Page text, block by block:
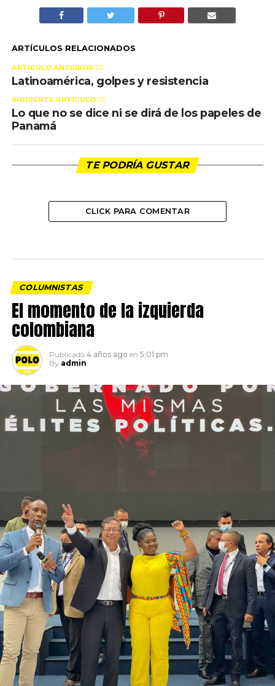
ARTÍCULOS RELACIONADOS
ARTÍCULO ANTERIOR 👉🏻
Latinoamérica, golpes y resistencia
SIGUIENTE ARTÍCULO 👈🏻
Lo que no se dice ni se dirá de los papeles de
Panamá
TE PODRÍA GUSTAR
CLICK PARA COMENTAR
COLUMNISTAS
El momento de la izquierda
colombiana
Publicado 4 años ago en 5:01 pm
By admin